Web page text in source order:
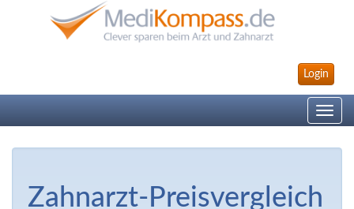
Login
Toggle
Zahnarzt-Preisvergleich